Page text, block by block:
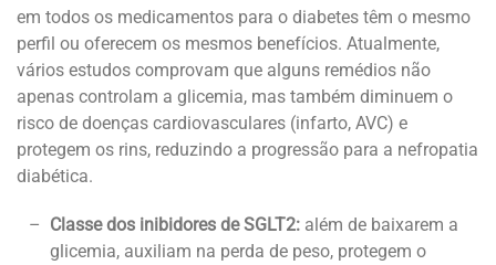
em todos os medicamentos para o diabetes têm o mesmo
perfil ou oferecem os mesmos benefícios. Atualmente,
vários estudos comprovam que alguns remédios não
apenas controlam a glicemia, mas também diminuem o
risco de doenças cardiovasculares (infarto, AVC) e
protegem os rins, reduzindo a progressão para a nefropatia
diabética.
Classe dos inibidores de SGLT2: além de baixarem a
glicemia, auxiliam na perda de peso, protegem o